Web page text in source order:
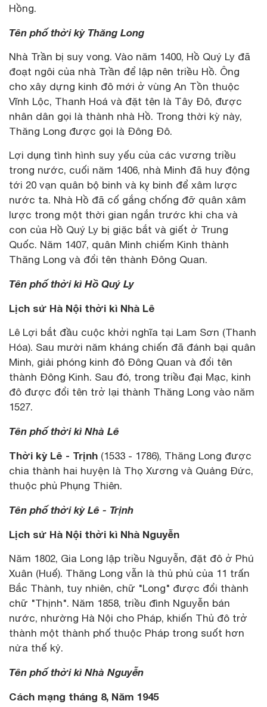
Hồng.
Tên phố thời kỳ Thăng Long
Nhà Trần bị suy vong. Vào năm 1400, Hồ Quý Ly đã
đoạt ngôi của nhà Trần để lập nên triều Hồ. Ông
cho xây dựng kinh đô mới ở vùng An Tồn thuộc
Vĩnh Lộc, Thanh Hoá và đặt tên là Tây Đô, được
nhân dân gọi là thành nhà Hồ. Trong thời kỳ này,
Thăng Long được gọi là Đông Đô.
Lợi dụng tình hình suy yếu của các vương triều
trong nước, cuối năm 1406, nhà Minh đã huy động
tới 20 vạn quân bộ binh và kỵ binh để xâm lược
nước ta. Nhà Hồ đã cố gắng chống đỡ quân xâm
lược trong một thời gian ngắn trước khi cha và
con của Hồ Quý Ly bị giặc bắt và giết ở Trung
Quốc. Năm 1407, quân Minh chiếm Kinh thành
Thăng Long và đổi tên thành Đông Quan.
Tên phố thời kì Hồ Quý Ly
Lịch sử Hà Nội thời kì Nhà Lê
Lê Lợi bắt đầu cuộc khởi nghĩa tại Lam Sơn (Thanh
Hóa). Sau mười năm kháng chiến đã đánh bại quân
Minh, giải phóng kinh đô Đông Quan và đổi tên
thành Đông Kinh. Sau đó, trong triều đại Mạc, kinh
đô được đổi tên trở lại thành Thăng Long vào năm
1527.
Tên phố thời kì Nhà Lê
Thời kỳ Lê - Trịnh (1533 - 1786), Thăng Long được
chia thành hai huyện là Thọ Xương và Quảng Đức,
thuộc phủ Phụng Thiên.
Tên phố thời kỳ Lê - Trịnh
Lịch sử Hà Nội thời kì Nhà Nguyễn
Năm 1802, Gia Long lập triều Nguyễn, đặt đô ở Phú
Xuân (Huế). Thăng Long vẫn là thủ phủ của 11 trấn
Bắc Thành, tuy nhiên, chữ "Long" được đổi thành
chữ "Thịnh". Năm 1858, triều đình Nguyễn bán
nước, nhường Hà Nội cho Pháp, khiến Thủ đô trở
thành một thành phố thuộc Pháp trong suốt hơn
nửa thế kỷ.
Tên phố thời kì Nhà Nguyễn
Cách mạng tháng 8, Năm 1945